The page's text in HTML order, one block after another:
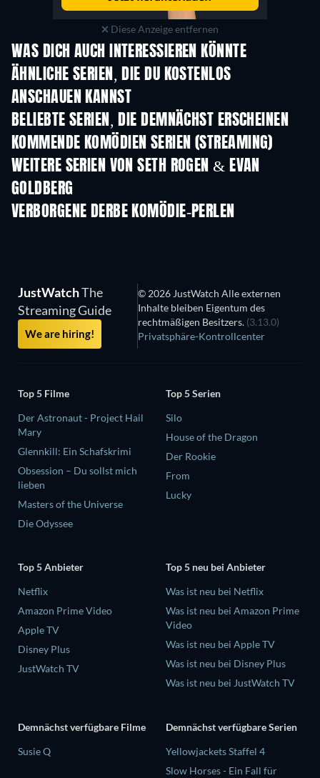
Diese Anzeige entfernen
WAS DICH AUCH INTERESSIEREN KÖNNTE
Serie Serie
ÄHNLICHE SERIEN, DIE DU KOSTENLOS
ANSCHAUEN KANNST
Serie
BELIEBTE SERIEN, DIE DEMNÄCHST ERSCHEINEN
Serie Serie
KOMMENDE KOMÖDIEN SERIEN (STREAMING)
Staffel 6 Staffel 2
WEITERE SERIEN VON SETH ROGEN & EVAN
GOLDBERG
VERBORGENE DERBE KOMÖDIE-PERLEN
JustWatchThe
Streaming Guide
We are hiring!
© 2026 JustWatch Alle externen
Inhalte bleiben Eigentum des
rechtmäßigen Besitzers. (3.13.0)
Privatsphäre-Kontrollcenter
Top 5 Filme
Der Astronaut - Project Hail
Mary
Glennkill: Ein Schafskrimi
Obsession – Du sollst mich
lieben
Masters of the Universe
Die Odyssee
Top 5 Serien
Silo
House of the Dragon
Der Rookie
From
Lucky
Top 5 Anbieter
Netflix
Amazon Prime Video
Apple TV
Disney Plus
JustWatch TV
Top 5 neu bei Anbieter
Was ist neu bei Netflix
Was ist neu bei Amazon Prime
Video
Was ist neu bei Apple TV
Was ist neu bei Disney Plus
Was ist neu bei JustWatch TV
Demnächst verfügbare Filme
Susie Q
Demnächst verfügbare Serien
Yellowjackets Staffel 4
Slow Horses - Ein Fall für